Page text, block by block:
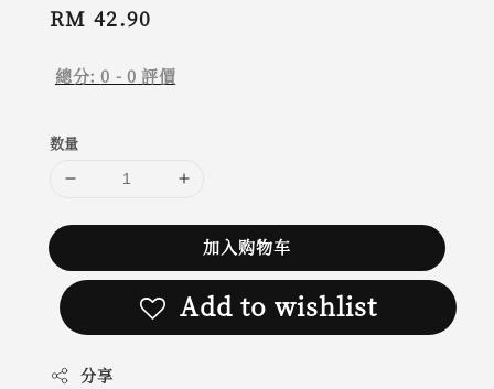
Regular
RM 42.90
總分:0 - 0 評價
数量
加入购物车
Add to wishlist
分享